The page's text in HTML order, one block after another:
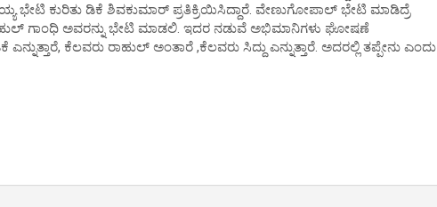
ಭೇಟಿ ಕುರಿತು ಡಿಕೆ ಶಿವಕುಮಾರ್ ಪ್ರತಿಕ್ರಿಯಿಸಿದ್ದಾರೆ. ವೇಣುಗೋಪಾಲ್ ಭೇಟಿ ಮಾಡಿದ್ರೆ
ಗಾಂಧಿ ಅವರನ್ನು ಭೇಟಿ ಮಾಡಲಿ. ಇದರ ನಡುವೆ ಅಭಿಮಾನಿಗಳು ಘೋಷಣೆ
ಕೆಲವರು ರಾಹುಲ್ ಅಂತಾರೆ ,ಕೆಲವರು ಸಿದ್ದು ಎನ್ನುತ್ತಾರೆ. ಅದರಲ್ಲಿ ತಪ್ಪೇನು ಎಂದು